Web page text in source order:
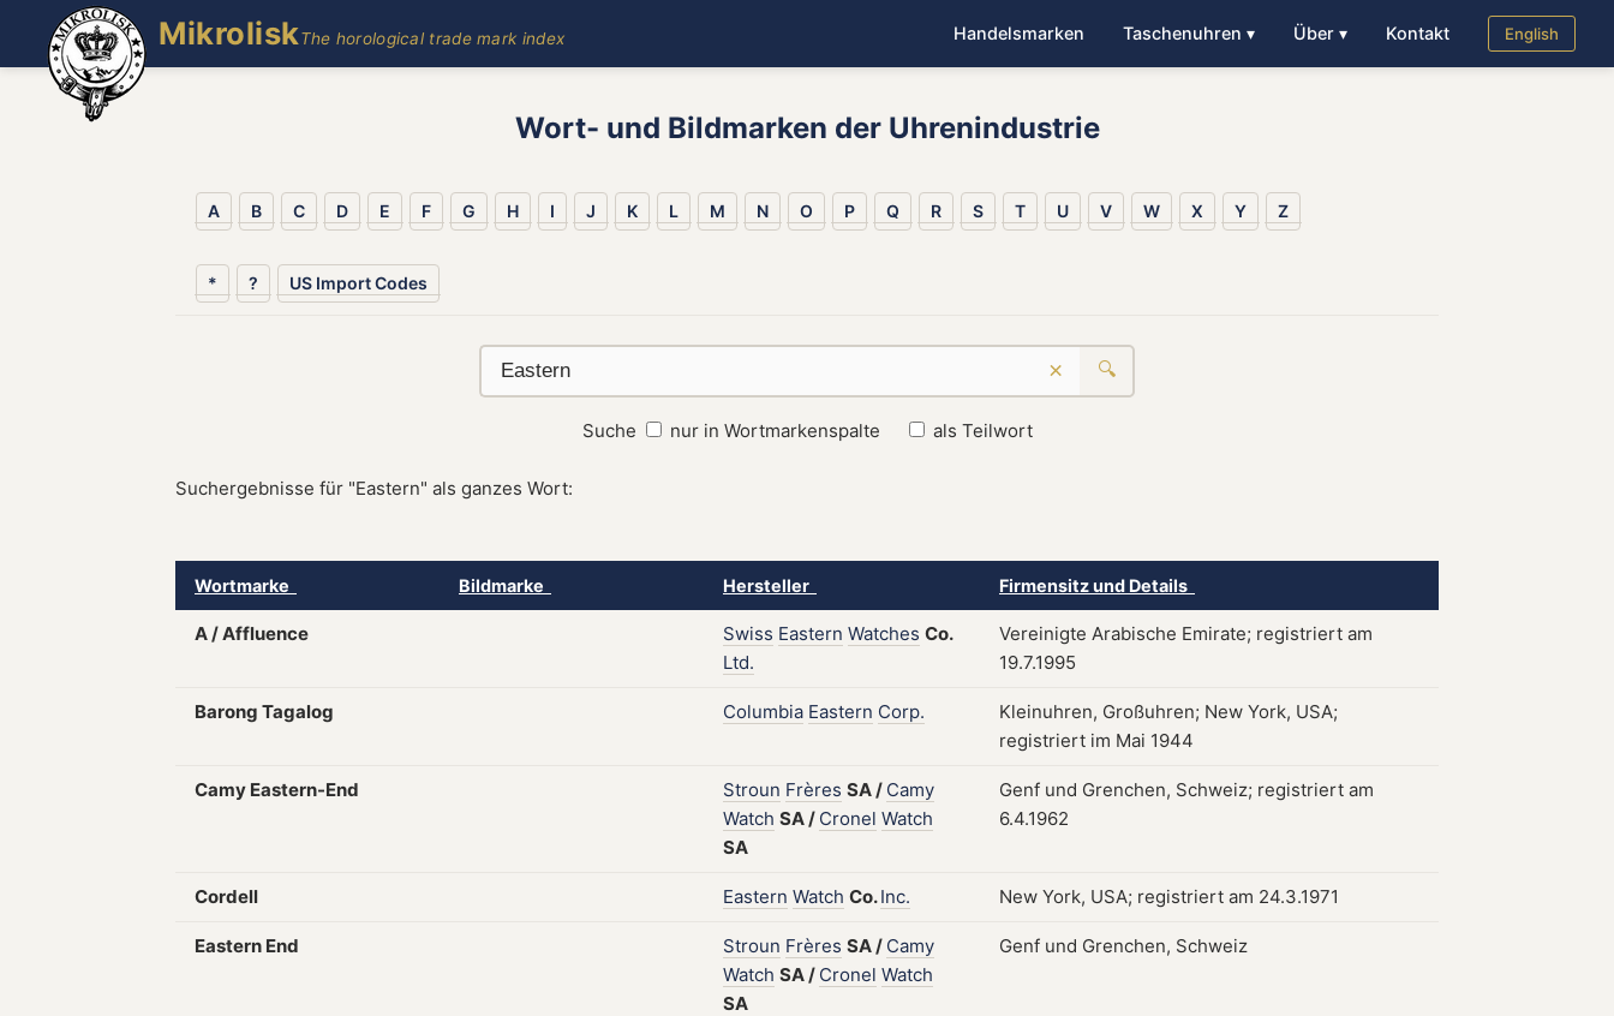
MikroliskThe horological trade mark index Handelsmarken Taschenuhren ▾ Über ▾ Kontakt English
Wort- und Bildmarken der Uhrenindustrie
A B C D E F G H I J K L M N O P Q R S T U V W X Y Z
* ? US Import Codes
× 🔍
Suche nur in Wortmarkenspalte als Teilwort
Suchergebnisse für "Eastern" als ganzes Wort:
Wortmarke Bildmarke Hersteller Firmensitz und Details
A / Affluence Swiss Eastern Watches Co.
Ltd.
Vereinigte Arabische Emirate; registriert am
19.7.1995
Barong Tagalog Columbia Eastern Corp.
Kleinuhren, Großuhren; New York, USA;
registriert im Mai 1944
Camy Eastern-End Stroun Frères SA/ Camy
Watch SA/ Cronel Watch
SA
Genf und Grenchen, Schweiz; registriert am
6.4.1962
Cordell Eastern Watch Co.Inc. New York, USA; registriert am 24.3.1971
Eastern End Stroun Frères SA/ Camy
Watch SA/ Cronel Watch
SA
Genf und Grenchen, Schweiz